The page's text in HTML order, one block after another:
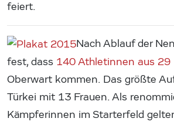
feiert.
Nach Ablauf der
fest, dass 140 Athletinnen aus 29
Oberwart kommen. Das größte
Türkei mit 13 Frauen. Als
Kämpferinnen im Starterfeld